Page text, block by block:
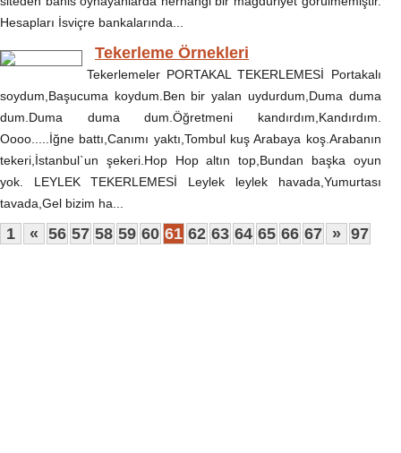
Hesapları İsviçre bankalarında...
Tekerleme Örnekleri
Tekerlemeler PORTAKAL TEKERLEMESİ Portakalı
soydum,Başucuma koydum.Ben bir yalan uydurdum,Duma duma
dum.Duma duma dum.Öğretmeni kandırdım,Kandırdım.
Oooo.....İğne battı,Canımı yaktı,Tombul kuş Arabaya koş.Arabanın
tekeri,İstanbul`un şekeri.Hop Hop altın top,Bundan başka oyun
yok. LEYLEK TEKERLEMESİ Leylek leylek havada,Yumurtası
tavada,Gel bizim ha...
1 « 56 57 58 59 60 61 62 63 64 65 66 67 » 97